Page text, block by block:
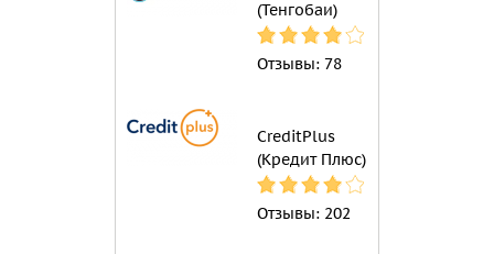
(Тенгобаи)
Отзывы: 78
CreditPlus
(Кредит Плюс)
Отзывы: 202